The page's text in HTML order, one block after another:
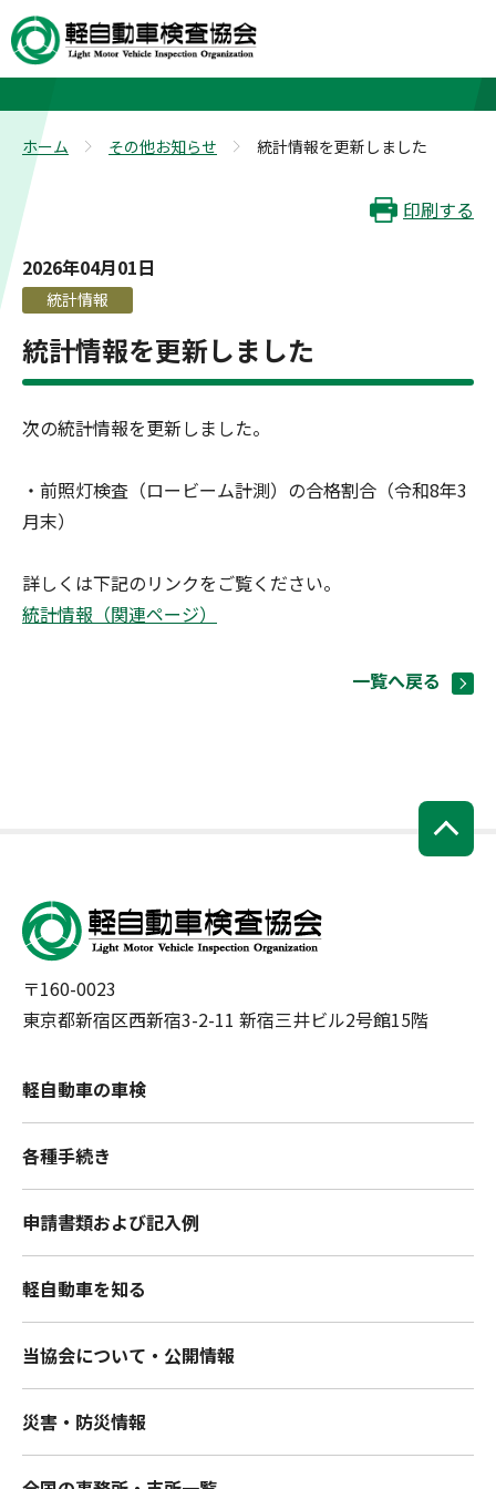
その他お知らせ
ホーム その他お知らせ 統計情報を更新しました
印刷する
2026年04月01日
統計情報
統計情報を更新しました
次の統計情報を更新しました。
・前照灯検査（ロービーム計測）の合格割合（令和8年3
月末）
詳しくは下記のリンクをご覧ください。
統計情報（関連ページ）
一覧へ戻る
〒160-0023
東京都新宿区西新宿3-2-11 新宿三井ビル2号館15階
軽自動車の車検
各種手続き
申請書類および記入例
軽自動車を知る
当協会について・公開情報
災害・防災情報